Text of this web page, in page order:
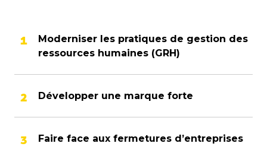
Moderniser les pratiques de gestion des
ressources humaines (GRH)
Développer une marque forte
Faire face aux fermetures d’entreprises